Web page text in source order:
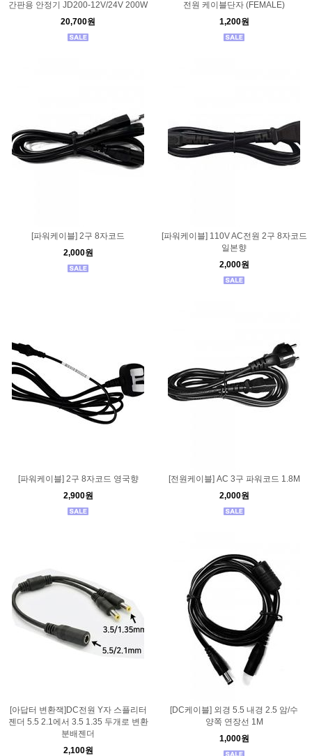
간판용 안정기 JD200-12V/24V 200W
20,700원
전원 케이블단자 (FEMALE)
1,200원
[파워케이블] 2구 8자코드
2,000원
[파워케이블] 110V AC전원 2구 8자코드
일본향
2,000원
[파워케이블] 2구 8자코드 영국향
2,900원
[전원케이블] AC 3구 파워코드 1.8M
2,000원
[아답터 변환잭]DC전원 Y자 스플리터
젠더 5.5 2.1에서 3.5 1.35 두개로 변환
분배젠더
2,100원
[DC케이블] 외경 5.5 내경 2.5 암/수
양쪽 연장선 1M
1,000원